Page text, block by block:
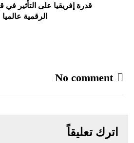
قدرة إفريقيا على التأثير في
الرقمية عالميا
No comment
اترك تعليقاً